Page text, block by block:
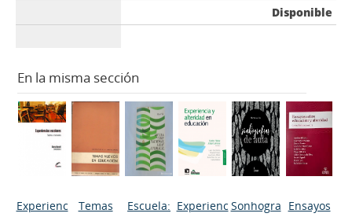
Disponible
En la misma sección
Experienc
Temas
Escuela: Experienc Sonhogra Ensayos